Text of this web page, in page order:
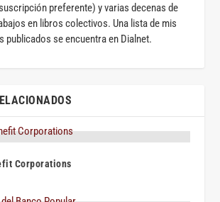
preferente) y varias decenas de
en libros colectivos. Una lista de mis
publicados se encuentra en Dialnet.
Corporations